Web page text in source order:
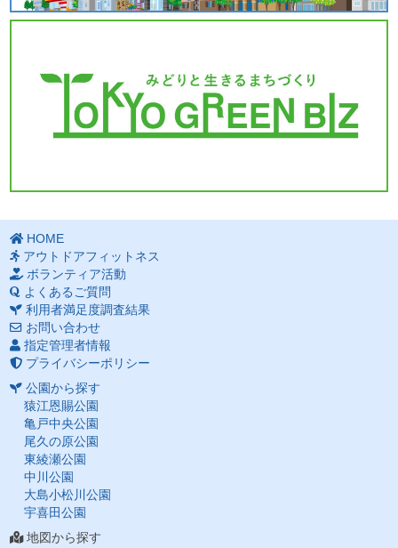
HOME
アウトドアフィットネス
ボランティア活動
よくあるご質問
利用者満足度調査結果
お問い合わせ
指定管理者情報
プライバシーポリシー
公園から探す
猿江恩賜公園
亀戸中央公園
尾久の原公園
東綾瀬公園
中川公園
大島小松川公園
宇喜田公園
地図から探す